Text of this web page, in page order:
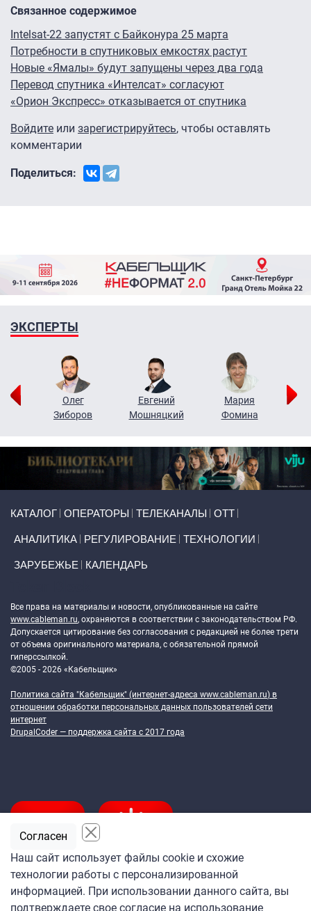
Связанное содержимое
Intelsat-22 запустят с Байконура 25 марта
Потребности в спутниковых емкостях растут
Новые «Ямалы» будут запущены через два года
Перевод спутника «Интелсат» согласуют
«Орион Экспресс» отказывается от спутника
Войдите или зарегистрируйтесь, чтобы оставлять
комментарии
Поделиться:
ЭКСПЕРТЫ
Олег
Зиборов
Евгений
Мошняцкий
Мария
Фомина
КАТАЛОГ ОПЕРАТОРЫ ТЕЛЕКАНАЛЫ ОТТ
АНАЛИТИКА РЕГУЛИРОВАНИЕ ТЕХНОЛОГИИ
ЗАРУБЕЖЬЕ КАЛЕНДАРЬ
Все права на материалы и новости, опубликованные на сайте
www.cableman.ru, охраняются в соответствии с законодательством РФ.
Допускается цитирование без согласования с редакцией не более трети
от объема оригинального материала, с обязательной прямой
гиперссылкой.
©2005 - 2026 «Кабельщик»
Политика сайта "Кабельщик" (интернет-адреса www.cableman.ru) в
отношении обработки персональных данных пользователей сети
интернет
DrupalCoder — поддержка сайта c 2017 года
Подпишитесь
на ежедневную рассылку
Наш сайт использует файлы cookie и схожие
технологии работы с персонализированной
информацией. При использовании данного сайта, вы
подтверждаете свое согласие на использование
Согласен